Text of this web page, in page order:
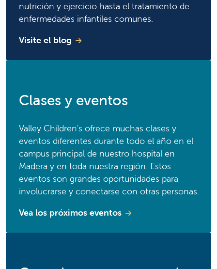
nutrición y ejercicio hasta el tratamiento de
enfermedades infantiles comunes.
Visite el blog
Clases y eventos
Valley Children's ofrece muchas clases y
eventos diferentes durante todo el año en el
campus principal de nuestro hospital en
Madera y en toda nuestra región. Estos
eventos son grandes oportunidades para
involucrarse y conectarse con otras personas.
Vea los próximos eventos